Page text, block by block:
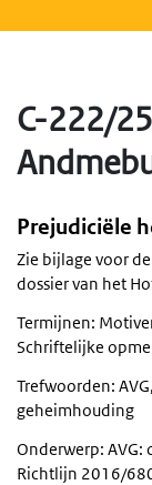
C-222/
Prejudiciële
Zie bijlage voor
dossier van het
Termijnen:
Schriftelijke
Trefwoorden:
geheimhouding
Onderwerp: AVG:
Richtlijn 2016/